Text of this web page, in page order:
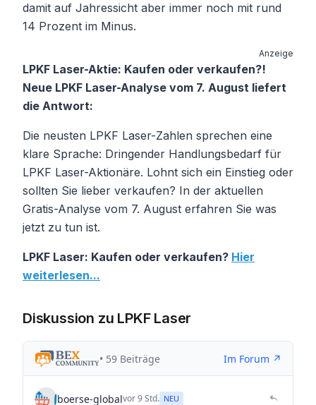
damit auf Jahressicht aber immer noch mit rund
14 Prozent im Minus.
Anzeige
LPKF Laser-Aktie: Kaufen oder verkaufen?!
Neue LPKF Laser-Analyse vom 7. August liefert
die Antwort:
Die neusten LPKF Laser-Zahlen sprechen eine
klare Sprache: Dringender Handlungsbedarf für
LPKF Laser-Aktionäre. Lohnt sich ein Einstieg oder
sollten Sie lieber verkaufen? In der aktuellen
Gratis-Analyse vom 7. August erfahren Sie was
jetzt zu tun ist.
LPKF Laser: Kaufen oder verkaufen? Hier
weiterlesen...
Diskussion zu LPKF Laser